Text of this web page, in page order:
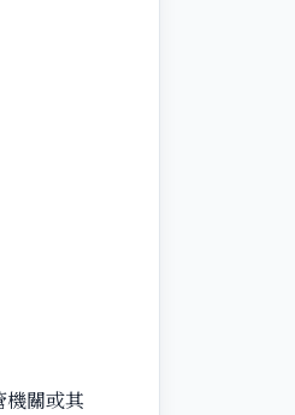
關或其